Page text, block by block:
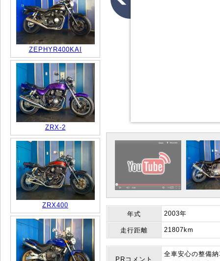
ZEPHYR400KAI
ZRX-2
ZRX400
年式 2003年
走行距離 21807km
PRコメント
全車安心の整備